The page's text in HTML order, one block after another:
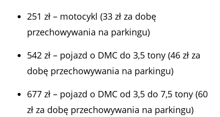
251 zł – motocykl (33 zł za dobę
przechowywania na parkingu)
542 zł – pojazd o DMC do 3,5 tony (46 zł za
dobę przechowywania na parkingu)
677 zł – pojazd o DMC od 3,5 do 7,5 tony (60
zł za dobę przechowywania na parkingu)